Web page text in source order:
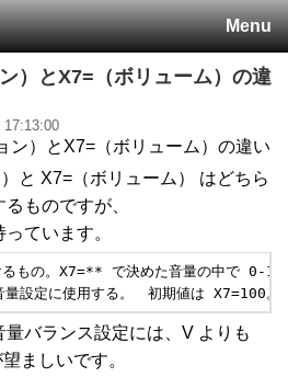
Menu
）とX7=（ボリューム）の違
17:13:00
ン）とX7=（ボリューム）の違い
と X7=（ボリューム） はどちら
ものですが、
ています。
るもの。X7=** で決めた音量の中で 0-
量設定に使用する。　初期値は X7=100。
バランス設定には、V よりも
ましいです。